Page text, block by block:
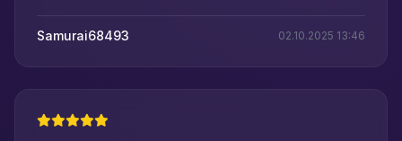
Samurai68493 02.10.2025 13:46